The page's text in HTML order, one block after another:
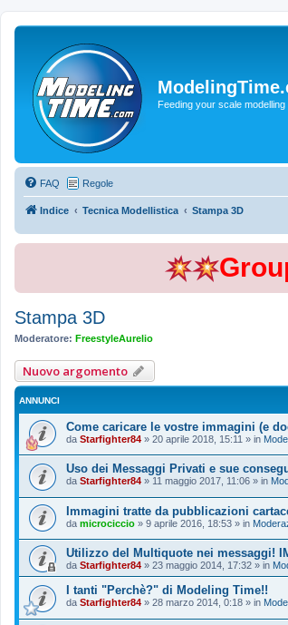
Feeding your scale
FAQ Regole
Indice Tecnica Modellistica Stampa 3D
Stampa 3D
Moderatore: FreestyleAurelio
Nuovo argomento
ANNUNCI
Come caricare le vostre immagini (e
da Starfighter84 » 20 aprile 2018, 15:11 » in
Uso dei Messaggi Privati e sue
da Starfighter84 » 11 maggio 2017, 11:06 » in
Immagini tratte da pubblicazioni
da microciccio » 9 aprile 2016, 18:53 » in
Utilizzo del Multiquote nei messaggi!
da Starfighter84 » 23 maggio 2014, 17:32 » in
I tanti "Perchè?" di Modeling Time!!
da Starfighter84 » 28 marzo 2014, 0:18 » in